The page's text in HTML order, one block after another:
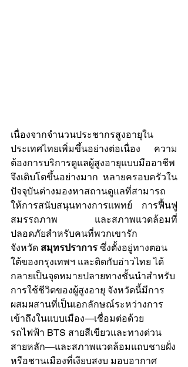
เนื่องจากจำนวนประชากรสูงอายุใน
ประเทศไทยเพิ่มขึ้นอย่างต่อเนื่อง ความ
ต้องการบริการดูแลผู้สูงอายุแบบมืออาชีพ
จึงเติบโตขึ้นอย่างมาก หลายครอบครัวใน
ปัจจุบันต่างมองหาสถานดูแลที่สามารถ
ให้การสนับสนุนทางการแพทย์ การฟื้นฟู
สมรรถภาพ และสภาพแวดล้อมที่
ปลอดภัยสำหรับคนที่พวกเขารัก
จังหวัด สมุทรปราการ ซึ่งตั้งอยู่ทางตอน
ใต้ของกรุงเทพฯ และติดกับอ่าวไทย ได้
กลายเป็นจุดหมายปลายทางชั้นนำสำหรับ
การใช้ชีวิตของผู้สูงอายุ จังหวัดนี้มีการ
ผสมผสานที่เป็นเอกลักษณ์ระหว่างการ
เข้าถึงในแบบเมือง—เชื่อมต่อด้วย
รถไฟฟ้า BTS สายสีเขียวและทางด่วน
สายหลัก—และสภาพแวดล้อมแถบชายฝั่ง
หรือชานเมืองที่เงียบสงบ มอบอากาศ